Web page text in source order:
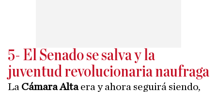
5- El Senado se salva y la
juventud revolucionaria naufraga
La Cámara Altaera y ahora seguirá siendo,